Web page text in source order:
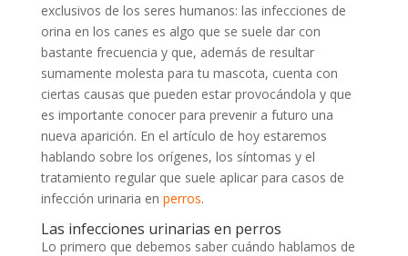
exclusivos de los seres humanos: las infecciones de
orina en los canes es algo que se suele dar con
bastante frecuencia y que, además de resultar
sumamente molesta para tu mascota, cuenta con
ciertas causas que pueden estar provocándola y que
es importante conocer para prevenir a futuro una
nueva aparición. En el artículo de hoy estaremos
hablando sobre los orígenes, los síntomas y el
tratamiento regular que suele aplicar para casos de
infección urinaria en perros.
Las infecciones urinarias en perros
Lo primero que debemos saber cuándo hablamos de